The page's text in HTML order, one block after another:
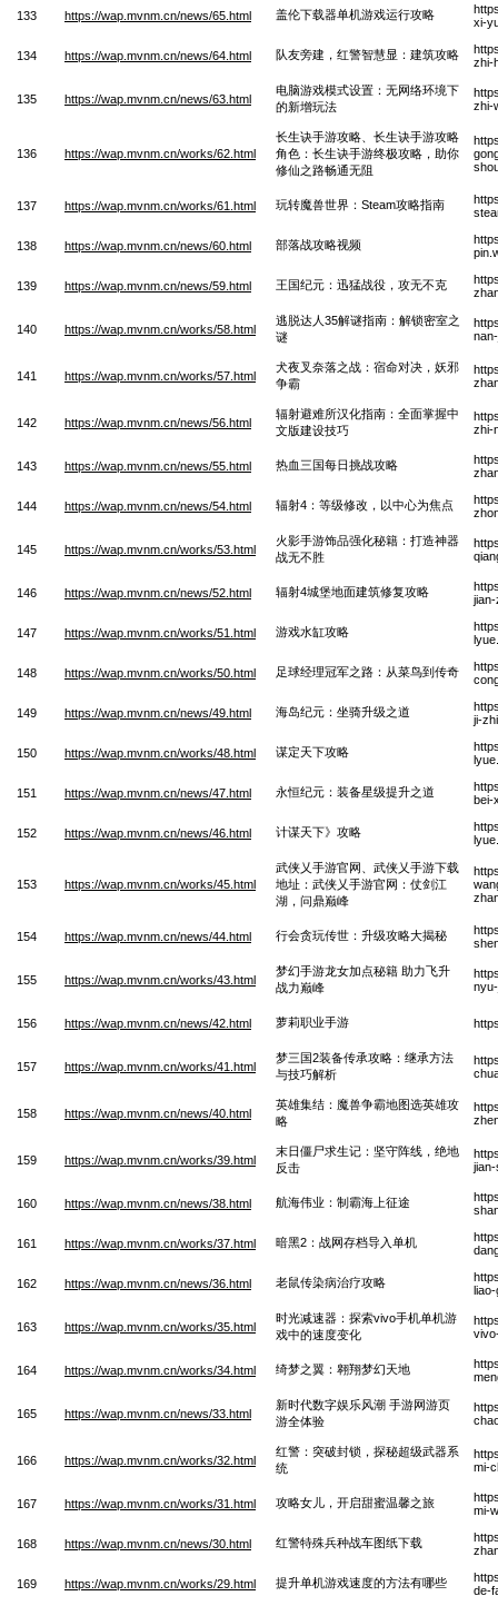
133 https://wap.mvnm.cn/news/65.html 盖伦下载器单机游戏运行攻略
xi-
134 https://wap.mvnm.cn/news/64.html 队友旁建，红警智慧显：建筑攻略
zhi-
135 https://wap.mvnm.cn/news/63.html
电脑游戏模式设置：无网络环境下
的新增玩法
zhi-
136 https://wap.mvnm.cn/works/62.html
长生诀手游攻略、长生诀手游攻略
角色：长生诀手游终极攻略，助你
修仙之路畅通无阻
137 https://wap.mvnm.cn/works/61.html 玩转魔兽世界：Steam攻略指南
138 https://wap.mvnm.cn/news/60.html 部落战攻略视频
139 https://wap.mvnm.cn/news/59.html 王国纪元：迅猛战役，攻无不克
140 https://wap.mvnm.cn/works/58.html
逃脱达人35解谜指南：解锁密室之
谜
141 https://wap.mvnm.cn/works/57.html
犬夜叉奈落之战：宿命对决，妖邪
争霸
142 https://wap.mvnm.cn/news/56.html
辐射避难所汉化指南：全面掌握中
文版建设技巧
zhi-
143 https://wap.mvnm.cn/news/55.html 热血三国每日挑战攻略
144 https://wap.mvnm.cn/news/54.html 辐射4：等级修改，以中心为焦点
145 https://wap.mvnm.cn/works/53.html
火影手游饰品强化秘籍：打造神器
战无不胜
146 https://wap.mvnm.cn/news/52.html 辐射4城堡地面建筑修复攻略
147 https://wap.mvnm.cn/works/51.html 游戏水缸攻略
148 https://wap.mvnm.cn/works/50.html 足球经理冠军之路：从菜鸟到传奇
149 https://wap.mvnm.cn/news/49.html 海岛纪元：坐骑升级之道
ji-
150 https://wap.mvnm.cn/works/48.html 谋定天下攻略
151 https://wap.mvnm.cn/news/47.html 永恒纪元：装备星级提升之道
bei-
152 https://wap.mvnm.cn/news/46.html 计谋天下》攻略
153 https://wap.mvnm.cn/works/45.html
武侠乂手游官网、武侠乂手游下载
地址：武侠乂手游官网：仗剑江
湖，问鼎巅峰
154 https://wap.mvnm.cn/news/44.html 行会贪玩传世：升级攻略大揭秘
155 https://wap.mvnm.cn/works/43.html
梦幻手游龙女加点秘籍 助力飞升
战力巅峰
156 https://wap.mvnm.cn/news/42.html 萝莉职业手游
157 https://wap.mvnm.cn/works/41.html
梦三国2装备传承攻略：继承方法
与技巧解析
158 https://wap.mvnm.cn/news/40.html
英雄集结：魔兽争霸地图选英雄攻
略
159 https://wap.mvnm.cn/works/39.html
末日僵尸求生记：坚守阵线，绝地
反击
160 https://wap.mvnm.cn/news/38.html 航海伟业：制霸海上征途
161 https://wap.mvnm.cn/works/37.html 暗黑2：战网存档导入单机
162 https://wap.mvnm.cn/news/36.html 老鼠传染病治疗攻略
163 https://wap.mvnm.cn/works/35.html
时光减速器：探索vivo手机单机游
戏中的速度变化
164 https://wap.mvnm.cn/works/34.html 绮梦之翼：翱翔梦幻天地
165 https://wap.mvnm.cn/news/33.html
新时代数字娱乐风潮 手游网游页
游全体验
166 https://wap.mvnm.cn/works/32.html
红警：突破封锁，探秘超级武器系
统
mi-
167 https://wap.mvnm.cn/works/31.html 攻略女儿，开启甜蜜温馨之旅
mi-
168 https://wap.mvnm.cn/news/30.html 红警特殊兵种战车图纸下载
169 https://wap.mvnm.cn/works/29.html 提升单机游戏速度的方法有哪些
de-